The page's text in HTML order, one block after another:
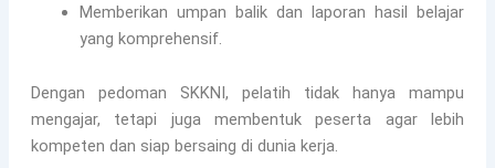
Memberikan umpan balik dan laporan hasil belajar
yang komprehensif.
Dengan pedoman SKKNI, pelatih tidak hanya mampu
mengajar, tetapi juga membentuk peserta agar lebih
kompeten dan siap bersaing di dunia kerja.